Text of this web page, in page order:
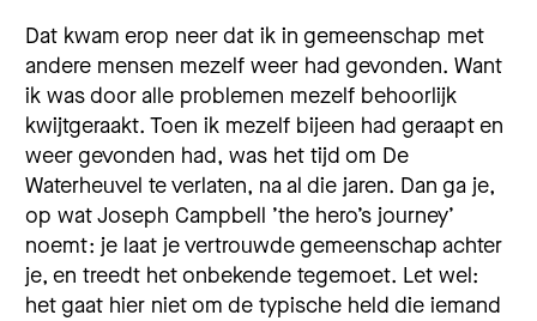
Dat kwam erop neer dat ik in gemeenschap met
andere mensen mezelf weer had gevonden. Want
ik was door alle problemen mezelf behoorlijk
kwijtgeraakt. Toen ik mezelf bijeen had geraapt en
weer gevonden had, was het tijd om De
Waterheuvel te verlaten, na al die jaren. Dan ga je,
op wat Joseph Campbell ’the hero’s journey’
noemt: je laat je vertrouwde gemeenschap achter
je, en treedt het onbekende tegemoet. Let wel:
het gaat hier niet om de typische held die iemand